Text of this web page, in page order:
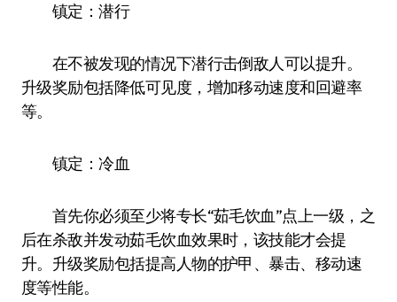
镇定：潜行
在不被发现的情况下潜行击倒敌人可以提升。
升级奖励包括降低可见度，增加移动速度和回避率
等。
镇定：冷血
首先你必须至少将专长“茹毛饮血”点上一级，之
后在杀敌并发动茹毛饮血效果时，该技能才会提
升。升级奖励包括提高人物的护甲、暴击、移动速
度等性能。